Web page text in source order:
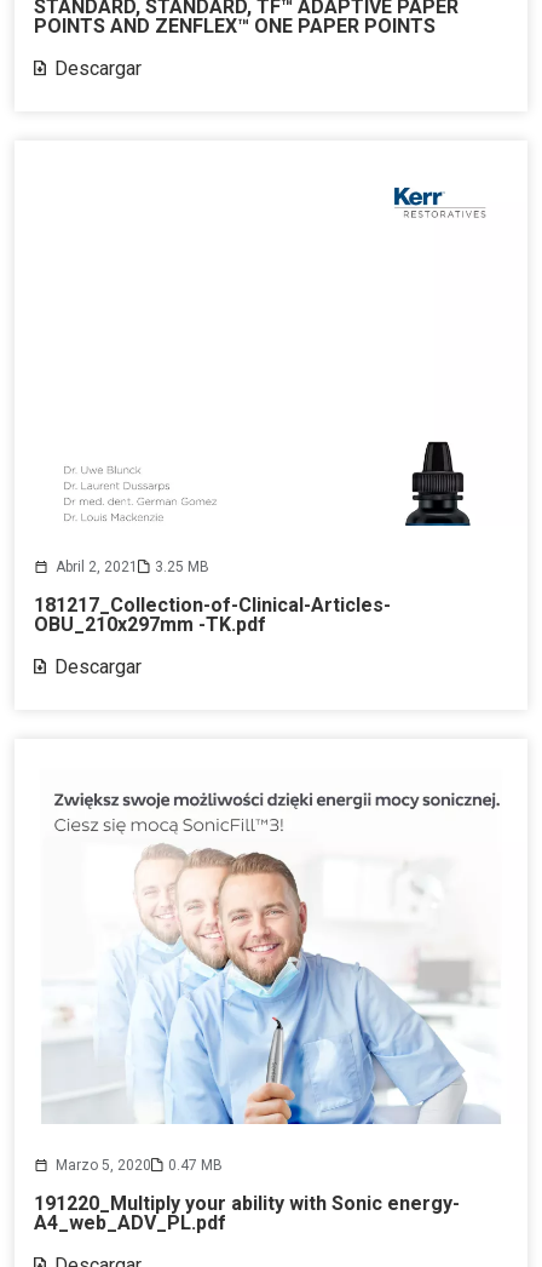
STANDARD, STANDARD, TF™ ADAPTIVE PAPER
POINTS AND ZENFLEX™ ONE PAPER POINTS
Descargar
Abril 2, 2021 3.25 MB
181217_Collection-of-Clinical-Articles-
OBU_210x297mm -TK.pdf
Descargar
Marzo 5, 2020 0.47 MB
191220_Multiply your ability with Sonic energy-
A4_web_ADV_PL.pdf